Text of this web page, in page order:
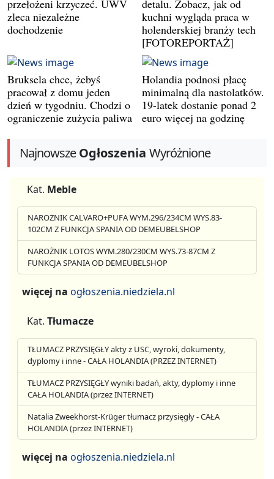
przełożeni krzyczeć. UWV
zleca niezależne
dochodzenie
detalu. Zobacz, jak od
kuchni wygląda praca w
holenderskiej branży tech
[FOTOREPORTAŻ]
Bruksela chce, żebyś
pracował z domu jeden
dzień w tygodniu. Chodzi o
ograniczenie zużycia paliwa
Holandia podnosi płacę
minimalną dla nastolatków.
19-latek dostanie ponad 2
euro więcej na godzinę
NajnowszeOgłoszenia Wyróżnione
Kat. Meble
NAROŻNIK CALVARO+PUFA WYM.296/234CM WYS.83-
102CM Z FUNKCJA SPANIA OD DEMEUBELSHOP
NAROŻNIK LOTOS WYM.280/230CM WYS.73-87CM Z
FUNKCJA SPANIA OD DEMEUBELSHOP
więcej na ogłoszenia.niedziela.nl
Kat. Tłumacze
TŁUMACZ PRZYSIĘGŁY akty z USC, wyroki, dokumenty,
dyplomy i inne - CAŁA HOLANDIA (PRZEZ INTERNET)
TŁUMACZ PRZYSIĘGŁY wyniki badań, akty, dyplomy i inne
CAŁA HOLANDIA (przez INTERNET)
Natalia Zweekhorst-Krüger tłumacz przysięgły - CAŁA
HOLANDIA (przez INTERNET)
więcej na ogłoszenia.niedziela.nl